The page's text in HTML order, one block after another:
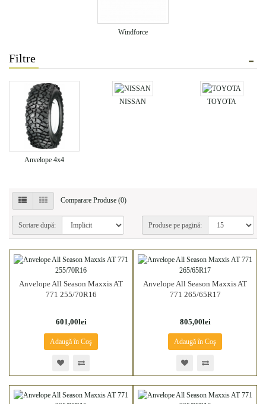
Windforce
Filtre
Anvelope 4x4
NISSAN TOYOTA
Comparare Produse (0)
Sortare după: Produse pe pagină:
Anvelope All Season Maxxis AT
771 255/70R16
601,00lei
Adaugă în Coş
Anvelope All Season Maxxis AT
771 265/65R17
805,00lei
Adaugă în Coş